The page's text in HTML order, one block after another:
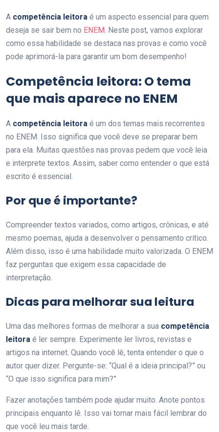
A competência leitora é um aspecto essencial para quem
deseja se sair bem no ENEM. Neste post, vamos explorar
como essa habilidade se destaca nas provas e como você
pode aprimorá-la para garantir um bom desempenho!
Competência leitora: O tema
que mais aparece no ENEM
A competência leitora é um dos temas mais recorrentes
no ENEM. Isso significa que você deve se preparar bem
para ela. Muitas questões nas provas pedem que você leia
e interprete textos. Assim, saber como entender o que está
escrito é essencial.
Por que é importante?
Compreender textos variados, como artigos, crônicas, e até
mesmo poemas, ajuda a desenvolver o pensamento crítico.
Além disso, isso é uma habilidade muito valorizada. O ENEM
faz perguntas que exigem essa capacidade de
interpretação.
Dicas para melhorar sua leitura
Uma das melhores formas de melhorar a sua competência
leitora é ler sempre. Experimente ler livros, revistas e
artigos na internet. Quando você lê, tenta entender o que o
autor quer dizer. Pergunte-se: “Qual é a ideia principal?” ou
“O que isso significa para mim?”
Fazer anotações também pode ajudar muito. Anote pontos
principais enquanto lê. Isso vai tornar mais fácil lembrar do
que você leu mais tarde.